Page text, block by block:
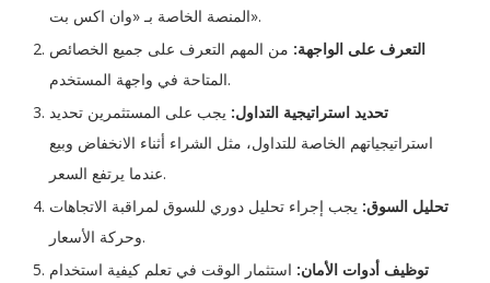
المنصة الخاصة بـ «وان اكس بت».
التعرف على الواجهة: من المهم التعرف على جميع الخصائص
المتاحة في واجهة المستخدم.
تحديد استراتيجية التداول: يجب على المستثمرين تحديد
استراتيجياتهم الخاصة للتداول، مثل الشراء أثناء الانخفاض وبيع
عندما يرتفع السعر.
تحليل السوق: يجب إجراء تحليل دوري للسوق لمراقبة الاتجاهات
وحركة الأسعار.
توظيف أدوات الأمان: استثمار الوقت في تعلم كيفية استخدام